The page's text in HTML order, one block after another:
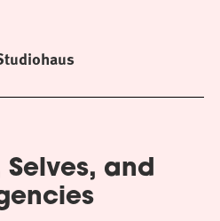
Selves, and